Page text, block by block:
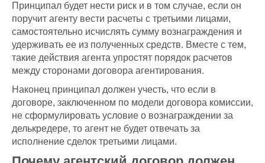
Принципал будет нести риск и в том случае, если он
поручит агенту вести расчеты с третьими лицами,
самостоятельно исчислять сумму вознаграждения и
удерживать ее из полученных средств. Вместе с тем,
такие действия агента упростят порядок расчетов
между сторонами договора агентирования.
Наконец принципал должен учесть, что если в
договоре, заключенном по модели договора комиссии,
не сформулировать условие о вознаграждении за
делькредере, то агент не будет отвечать за
исполнение сделок третьими лицами.